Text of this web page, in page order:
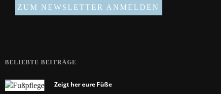
BELIEBTE BEITRÄGE
Zeigt her eure Füße